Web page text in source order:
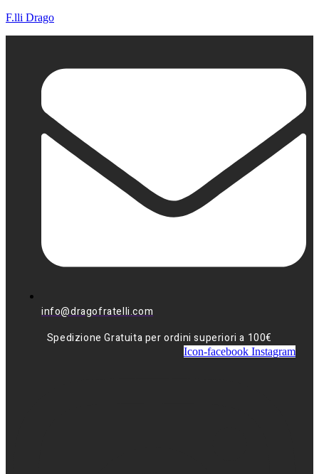
F.lli Drago
info@dragofratelli.com
Spedizione Gratuita per ordini superiori a 100€
Icon-facebook Instagram